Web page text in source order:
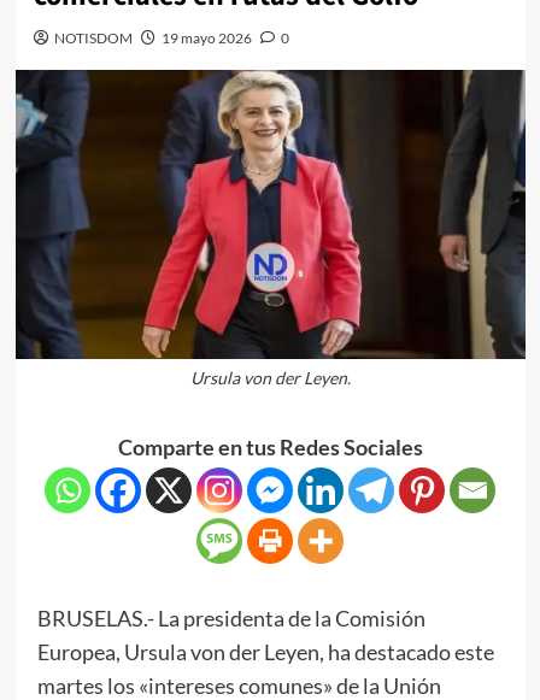
NOTISDOM 19 mayo 2026 0
Ursula von der Leyen.
Comparte en tus Redes Sociales
BRUSELAS.- La presidenta de la Comisión
Europea, Ursula von der Leyen, ha destacado este
martes los «intereses comunes» de la Unión